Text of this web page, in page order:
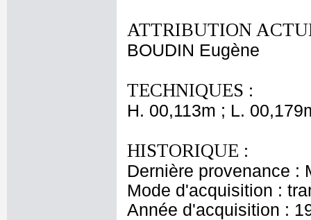
ATTRIBUTION
BOUDIN Eugène
TECHNIQUES :
H. 00,113m ; L.
HISTORIQUE :
Dernière provenance :
Mode d'acquisition :
Année d'acquisition :